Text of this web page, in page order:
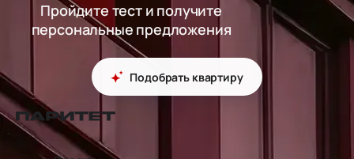
Пройдите тест и получите
персональные предложения
Подобрать квартиру
перейти на главную страницу